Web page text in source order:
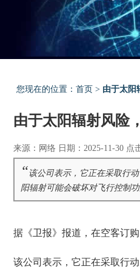
您现在的位置： 首页 > 由于太阳
由于太阳辐射风险
来源：网络 日期：2025-11-30 点
“该公司表示，它正在采取行
阳辐射可能会破坏对飞行控制
据《卫报》报道，在空客订
该公司表示，它正在采取行